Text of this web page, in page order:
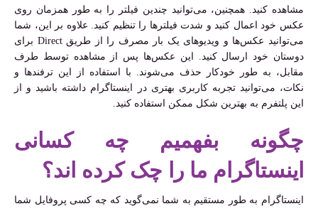
مشاهده کنید. همچنین، می‌توانید چندین فیلتر را به طور همزمان روی
عکس خود اعمال کنید و شدت فیلترها را تنظیم کنید. علاوه بر این، شما
می‌توانید عکس‌ها و ویدیوهای یک بار مصرف را از طریق Direct برای
دوستان خود ارسال کنید. این عکس‌ها پس از مشاهده توسط طرف
مقابل، به طور خودکار حذف می‌شوند. با استفاده از این ترفندها و
نکات، می‌توانید تجربه کاربری بهتری در اینستاگرام داشته باشید و از
این پلتفرم به بهترین شکل ممکن استفاده کنید.
چگونه بفهمیم چه کسانی
اینستاگرام ما را چک کرده اند؟
اینستاگرام به طور مستقیم به شما نمی‌گوید که چه کسی پروفایل شما